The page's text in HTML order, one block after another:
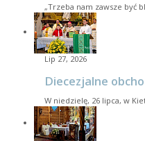
„Trzeba nam zawsze być
Lip 27, 2026
Diecezjalne
W niedzielę, 26 lipca, w